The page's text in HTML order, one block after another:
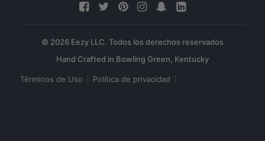
© 2026 Eezy LLC. Todos los derechos reservados
Términos de Uso Política de privacidad